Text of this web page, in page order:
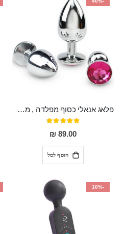
פלאג אנאלי כסוף מפלדה , מתאים ללבישה מתחת לבגדים, בגודל 7.3 על 2.8 ס"מ
דירוג:
97%
89.00 ₪
הוסף לסל
-10%